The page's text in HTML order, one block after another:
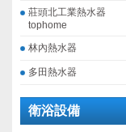
莊頭北工業熱水器
tophome
林內熱水器
多田熱水器
衛浴設備